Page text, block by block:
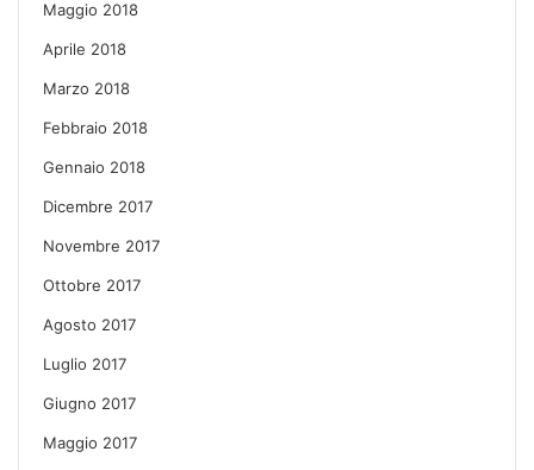
Maggio 2018
Aprile 2018
Marzo 2018
Febbraio 2018
Gennaio 2018
Dicembre 2017
Novembre 2017
Ottobre 2017
Agosto 2017
Luglio 2017
Giugno 2017
Maggio 2017